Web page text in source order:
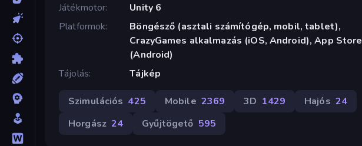
Játékmotor
Unity 6
Platformok
Böngésző (asztali számítógép, mobil, tablet),
CrazyGames alkalmazás (iOS, Android), App Store
(Android)
Tájolás
Tájkép
Szimulációs 425 Mobile 2369 3D 1429 Hajós 24
Horgász 24 Gyűjtögető 595